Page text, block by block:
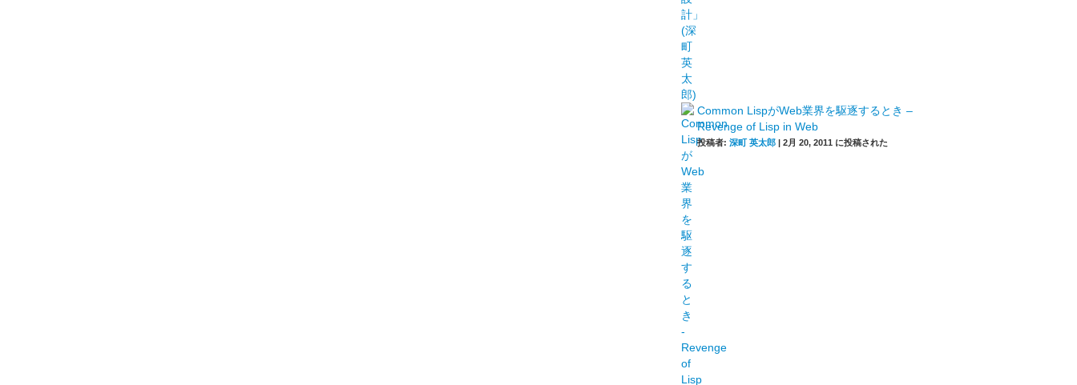
Common LispがWeb業界を駆逐するとき –
Revenge of Lisp in Web
投稿者:深町 英太郎 |2月 20, 2011 に投稿された